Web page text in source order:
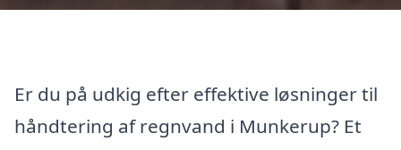
Er du på udkig efter effektive løsninger til
håndtering af regnvand i Munkerup? Et